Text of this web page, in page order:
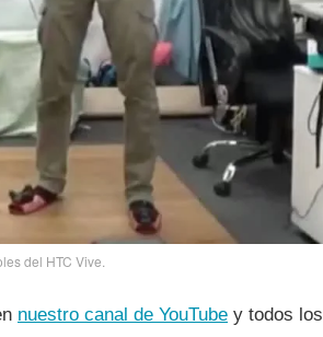
del HTC Vive.
nuestro canal de YouTube y todos los